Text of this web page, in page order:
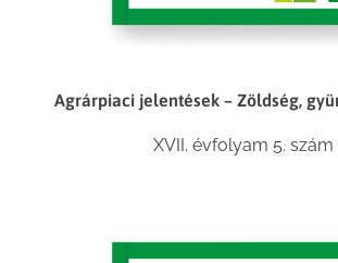
Agrárpiaci jelentések – Zöldség,
XVII. évfolyam 5. szám